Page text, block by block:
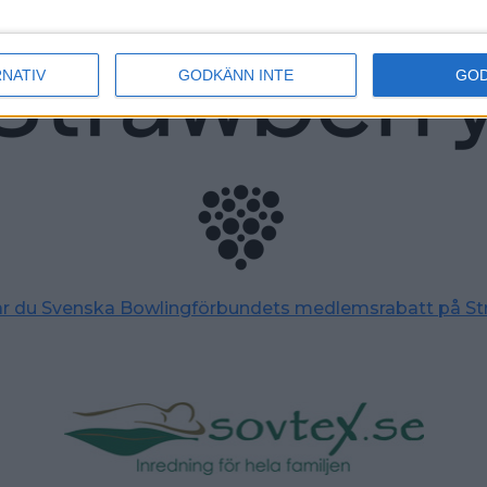
GODKÄNN INTE
du Svenska Bowlingförbundets medlemsrabatt på